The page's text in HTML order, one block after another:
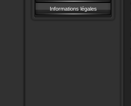
Informations légales